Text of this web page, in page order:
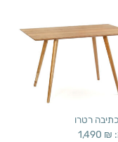
רטרו
1,490 ₪